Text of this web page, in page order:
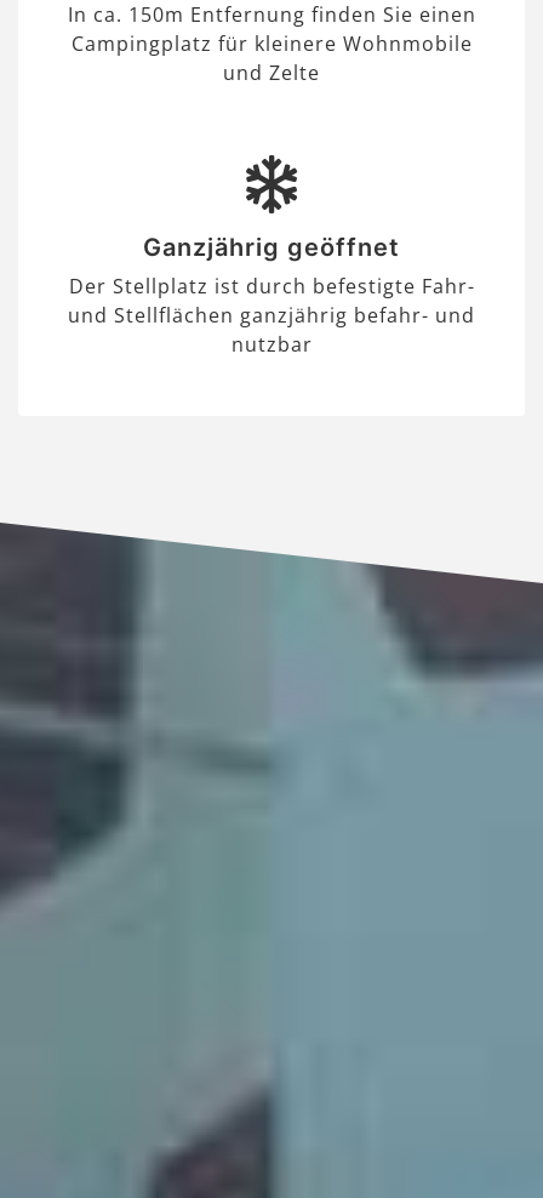
In ca. 150m Entfernung finden Sie einen
Campingplatz für kleinere Wohnmobile
und Zelte
Ganzjährig geöffnet
Der Stellplatz ist durch befestigte Fahr-
und Stellflächen ganzjährig befahr- und
nutzbar